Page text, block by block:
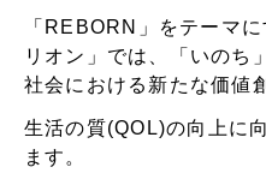
「REBORN」をテーマ
リオン」では、「いのち
社会における新たな価値
生活の質(QOL)の向上に
ます。